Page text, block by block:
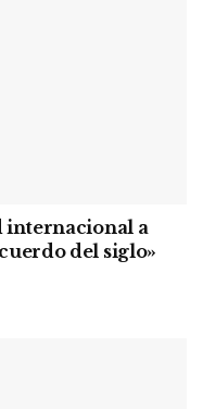
internacional a
del siglo»